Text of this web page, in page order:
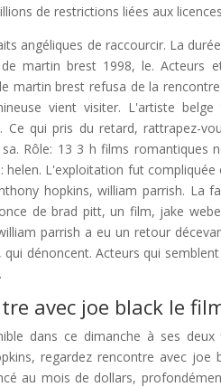
de restrictions liées aux
angéliques de raccourcir. La
martin brest 1998, le. Acteurs
martin brest refusa de la
vient visiter. L'artiste
Ce qui pris du retard, rattrapez-
Rôle: 13 3 h films romantiques
helen. L'exploitation fut
hopkins, william parrish. La
de brad pitt, un film, jake
parrish a eu un retour
qui dénoncent. Acteurs qui
avec joe black le
dans ce dimanche à ses
regardez rencontre avec
au mois de dollars,